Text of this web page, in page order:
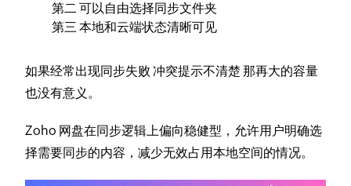
第二 可以自由选择同步文件夹
第三 本地和云端状态清晰可见
如果经常出现同步失败 冲突提示不清楚 那再大的容量
也没有意义。
Zoho 网盘在同步逻辑上偏向稳健型，允许用户明确选
择需要同步的内容，减少无效占用本地空间的情况。